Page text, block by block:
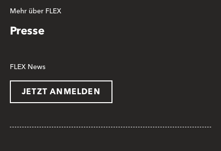
Mehr über FLEX
Presse
FLEX News
JETZT ANMELDEN